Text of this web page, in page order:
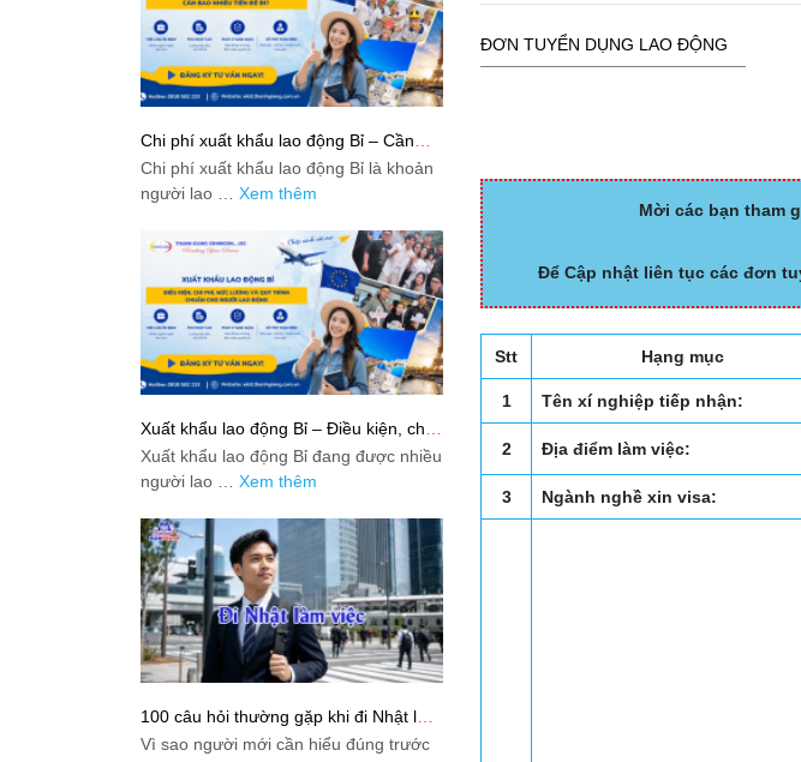
ĐƠN TUYỂN DỤNG LAO ĐỘNG
Mời các bạn tham
Để Cập nhật liên tục các đơn
Stt Hạng mục
1 Tên xí nghiệp tiếp nhận:
2 Địa điểm làm việc:
3 Ngành nghề xin visa:
Chi phí xuất khẩu lao động Bỉ – Cần
bao nhiêu tiền để đi?
Chi phí xuất khẩu lao động Bỉ là khoản
người lao … Xem thêm
Xuất khẩu lao động Bỉ – Điều kiện, chi
phí, mức lương và quy trình chuẩn cho
người lao động
Xuất khẩu lao động Bỉ đang được nhiều
người lao … Xem thêm
100 câu hỏi thường gặp khi đi Nhật làm
việc: Giải đáp thật dễ hiểu cho người
mới bắt đầu
Vì sao người mới cần hiểu đúng trước